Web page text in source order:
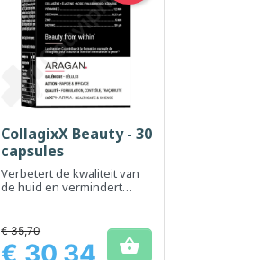
Snel bekijken
CollagixX Beauty - 30
capsules
Verbetert de kwaliteit van
de huid en vermindert
Prijs
€ 35,70
€ 30,34 